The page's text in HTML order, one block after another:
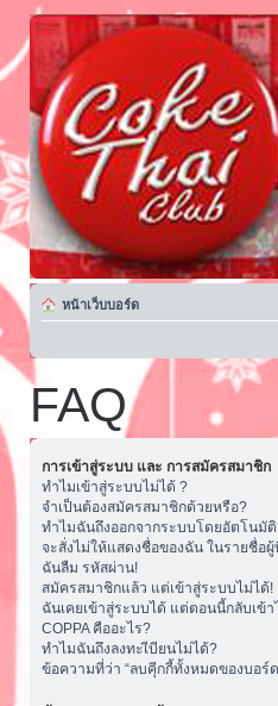
หน้าเว็บบอร์ด
FAQ
การเข้าสู่ระบบ และ การสมัครสมาชิก
ทำไมเข้าสู่ระบบไม่ได้ ?
จำเป็นต้องสมัครสมาชิกด้วยหรือ?
ทำไมฉันถึงออกจากระบบโดยอัตโนมั
จะสั่งไม่ให้แสดงชื่อของฉัน ในรายชื่อผู้
ฉันลืม รหัสผ่าน!
สมัครสมาชิกแล้ว แต่เข้าสู่ระบบไม่ได้!
ฉันเคยเข้าสู่ระบบได้ แต่ตอนนี้กลับเข้า
COPPA คืออะไร?
ทำไมฉันถึงลงทะเีบียนไม่ได้?
ข้อความที่ว่า “ลบคุีกกี้ทั้งหมดของบอร์